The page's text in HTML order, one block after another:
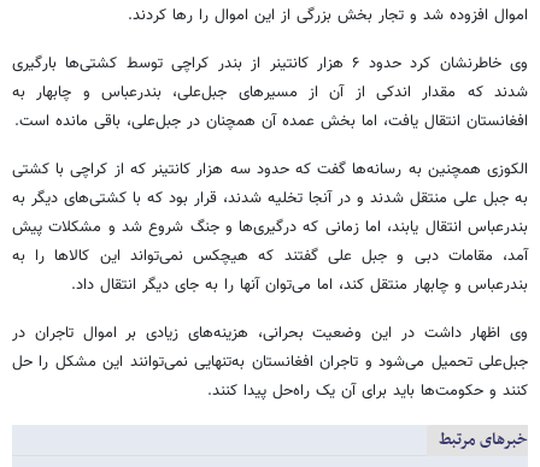
اموال افزوده شد و تجار بخش بزرگی از این اموال را رها کردند.
وی خاطرنشان کرد حدود ۶ هزار کانتینر از بندر کراچی توسط کشتی‌ها بارگیری
شدند که مقدار اندکی از آن از مسیرهای جبل‌علی، بندرعباس و چابهار به
افغانستان انتقال یافت، اما بخش عمده آن همچنان در جبل‌علی، باقی مانده است.
الکوزی همچنین به رسانه‌ها گفت که حدود سه هزار کانتینر که از کراچی با کشتی
به جبل علی منتقل شدند و در آنجا تخلیه شدند، قرار بود که با کشتی‌های دیگر به
بندرعباس انتقال یابند، اما زمانی که درگیری‌ها و جنگ شروع شد و مشکلات پیش
آمد، مقامات دبی و جبل علی گفتند که هیچکس نمی‌تواند این کالاها را به
بندرعباس و چابهار منتقل کند، اما می‌توان آنها را به جای دیگر انتقال داد.
وی اظهار داشت در این وضعیت بحرانی، هزینه‌های زیادی بر اموال تاجران در
جبل‌علی تحمیل می‌شود و تاجران افغانستان به‌تنهایی نمی‌توانند این مشکل را حل
کنند و حکومت‌ها باید برای آن یک راه‌حل پیدا کنند.
خبرهای مرتبط